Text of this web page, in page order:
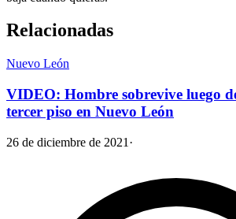
Relacionadas
Nuevo León
VIDEO: Hombre sobrevive luego
tercer piso en Nuevo León
26 de diciembre de 2021 ·